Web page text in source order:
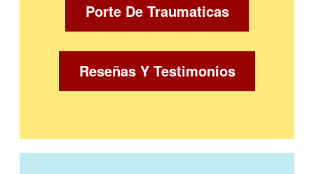
Porte De Traumaticas
Reseñas Y Testimonios